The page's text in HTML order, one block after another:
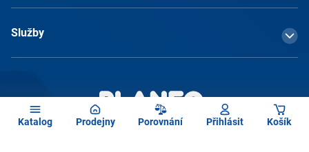
Katalog Prodejny Porovnání Přihlásit Košík
Služby